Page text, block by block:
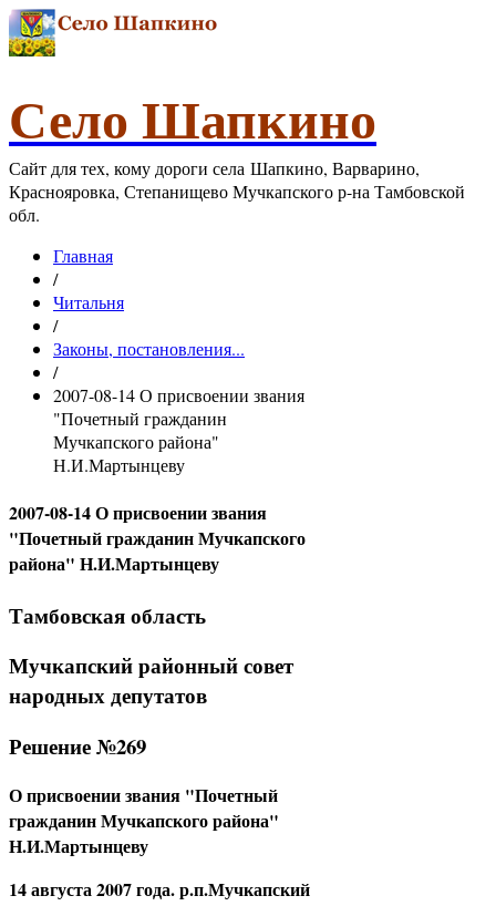
Село Шапкино
Сайт для тех, кому дороги села Шапкино, Варварино,
Краснояровка, Степанищево Мучкапского р-на Тамбовской
обл.
Главная
/
Читальня
/
Законы, постановления...
/
2007-08-14 О присвоении звания
"Почетный гражданин
Мучкапского района"
Н.И.Мартынцеву
2007-08-14 О присвоении звания
"Почетный гражданин Мучкапского
района" Н.И.Мартынцеву
Тамбовская область
Мучкапский районный совет
народных депутатов
Решение №269
О присвоении звания "Почетный
гражданин Мучкапского района"
Н.И.Мартынцеву
14 августа 2007 года. р.п.Мучкапский